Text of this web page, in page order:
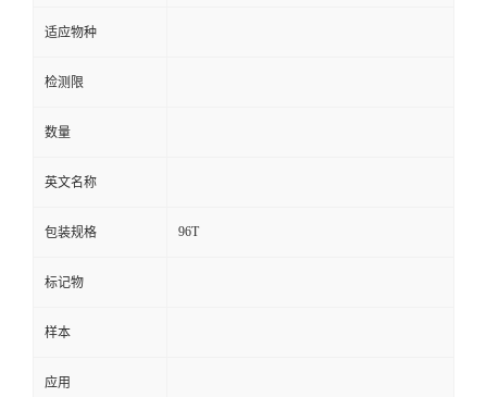
适应物种
检测限
数量
英文名称
包装规格 96T
标记物
样本
应用